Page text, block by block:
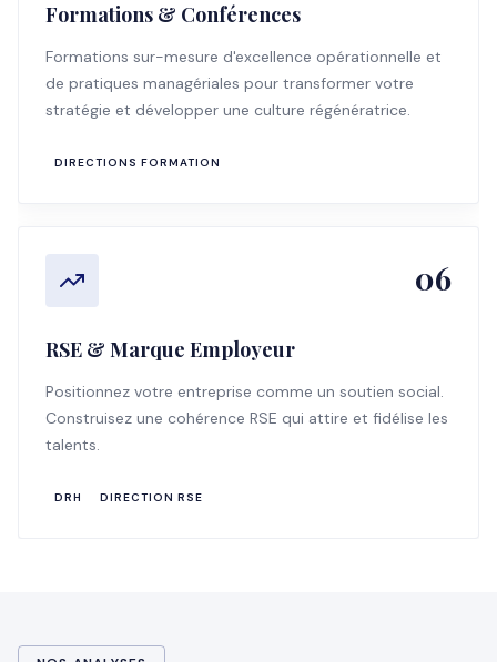
Formations & Conférences
Formations sur-mesure d'excellence opérationnelle et
de pratiques managériales pour transformer votre
stratégie et développer une culture régénératrice.
DIRECTIONS FORMATION
06
RSE & Marque Employeur
Positionnez votre entreprise comme un soutien social.
Construisez une cohérence RSE qui attire et fidélise les
talents.
DRH DIRECTION RSE